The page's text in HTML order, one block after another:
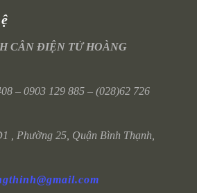
CÂN ĐIỆN TỬ HOÀNG
– 0903 129 885 – (028)62 726
, Phường 25, Quận Bình Thạnh,